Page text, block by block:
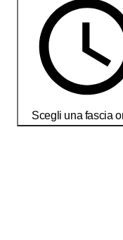
Scegli una fascia